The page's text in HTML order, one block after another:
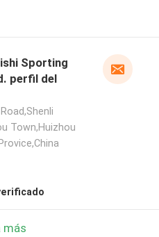
Sporting
perfil del
Town,Huizhou
más